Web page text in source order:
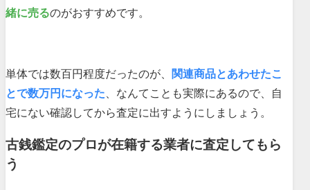
緒に売るのがおすすめです。
単体では数百円程度だったのが、
関連商品とあわせたこ
とで数万円になった 、なんてことも実際にあるので、自
宅にない確認してから査定に出すようにしましょう。
古銭鑑定のプロが在籍する業者に査定してもら
う